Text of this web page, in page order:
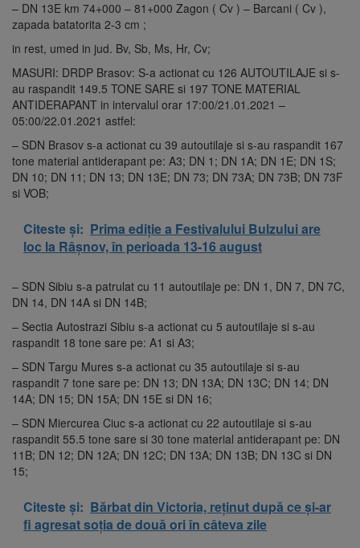
– DN 13E km 74+000 – 81+000 Zagon ( Cv ) – Barcani ( Cv ),
zapada batatorita 2-3 cm ;
in rest, umed in jud. Bv, Sb, Ms, Hr, Cv;
MASURI: DRDP Brasov: S-a actionat cu 126 AUTOUTILAJE si s-
au raspandit 149.5 TONE SARE si 197 TONE MATERIAL
ANTIDERAPANT in intervalul orar 17:00/21.01.2021 –
05:00/22.01.2021 astfel:
– SDN Brasov s-a actionat cu 39 autoutilaje si s-au raspandit 167
tone material antiderapant pe: A3; DN 1; DN 1A; DN 1E; DN 1S;
DN 10; DN 11; DN 13; DN 13E; DN 73; DN 73A; DN 73B; DN 73F
si VOB;
Citeste și: Prima ediție a Festivalului Bulzului are
loc la Râșnov, în perioada 13-16 august
– SDN Sibiu s-a patrulat cu 11 autoutilaje pe: DN 1, DN 7, DN 7C,
DN 14, DN 14A si DN 14B;
– Sectia Autostrazi Sibiu s-a actionat cu 5 autoutilaje si s-au
raspandit 18 tone sare pe: A1 si A3;
– SDN Targu Mures s-a actionat cu 35 autoutilaje si s-au
raspandit 7 tone sare pe: DN 13; DN 13A; DN 13C; DN 14; DN
14A; DN 15; DN 15A; DN 15E si DN 16;
– SDN Miercurea Ciuc s-a actionat cu 22 autoutilaje si s-au
raspandit 55.5 tone sare si 30 tone material antiderapant pe: DN
11B; DN 12; DN 12A; DN 12C; DN 13A; DN 13B; DN 13C si DN
15;
Citeste și: Bărbat din Victoria, reținut după ce și-ar
fi agresat soția de două ori în câteva zile